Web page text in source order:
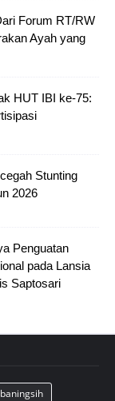
Forum RT/RW
Ayah yang
HUT IBI ke-75:
Stunting
2026
Penguatan
pada Lansia
Saptosari